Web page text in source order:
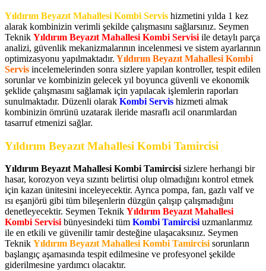
Yıldırım Beyazıt Mahallesi Kombi Servis hizmetini yılda 1 kez
alarak kombinizin verimli şekilde çalışmasını sağlarsınız. Seymen
Teknik Yıldırım Beyazıt Mahallesi Kombi Servisi ile detaylı parça
analizi, güvenlik mekanizmalarının incelenmesi ve sistem ayarlarının
optimizasyonu yapılmaktadır. Yıldırım Beyazıt Mahallesi Kombi
Servis incelemelerinden sonra sizlere yapılan kontroller, tespit edilen
sorunlar ve kombinizin gelecek yıl boyunca güvenli ve ekonomik
şeklide çalışmasını sağlamak için yapılacak işlemlerin raporları
sunulmaktadır. Düzenli olarak Kombi Servis hizmeti almak
kombinizin ömrünü uzatarak ileride masraflı acil onarımlardan
tasarruf etmenizi sağlar.
Yıldırım Beyazıt Mahallesi Kombi Tamircisi
Yıldırım Beyazıt Mahallesi Kombi Tamircisisizlere herhangi bir
hasar, korozyon veya sızıntı belirtisi olup olmadığını kontrol etmek
için kazan ünitesini inceleyecektir. Ayrıca pompa, fan, gazlı valf ve
ısı eşanjörü gibi tüm bileşenlerin düzgün çalışıp çalışmadığını
denetleyecektir. Seymen Teknik Yıldırım Beyazıt Mahallesi
Kombi Servisibünyesindeki tüm Kombi Tamircisiuzmanlarımız
ile en etkili ve güvenilir tamir desteğine ulaşacaksınız. Seymen
Teknik Yıldırım Beyazıt Mahallesi Kombi Tamircisisorunların
başlangıç aşamasında tespit edilmesine ve profesyonel şekilde
giderilmesine yardımcı olacaktır.